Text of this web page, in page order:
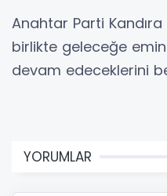
Anahtar Parti Kandıra
birlikte geleceğe
devam edeceklerini
YORUMLAR